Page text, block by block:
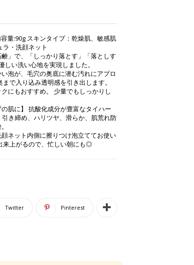
量:90g スキンタイプ：乾燥肌、敏感肌
・洗顔ネット
」で、「しっかり落とす」「落としす
い洗い心地を実現しました。
泡が、毛穴の奥底に潜む汚れにアプロ
で入り込み透明感を引き出します。
にもおすすめ。 少量でもしっかりし
肌に】 抗酸化成分が豊富なタイハー
き締め、ハリツヤ、滑らか、肌荒れ防
ネット内側に擦りつけ泡立ててお使い
来上がるので、忙しい朝にも◎
Twitter Pinterest